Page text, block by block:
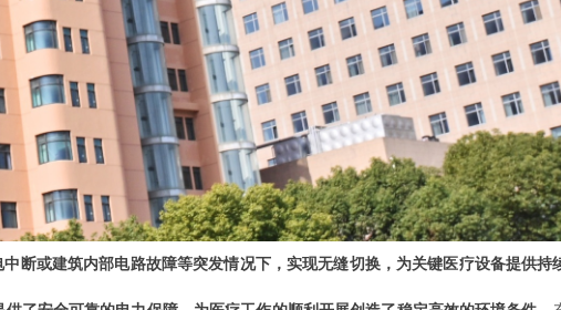
中断或建筑内部电路故障等突发情况下，实现无缝切换，为关键医疗设备提供持